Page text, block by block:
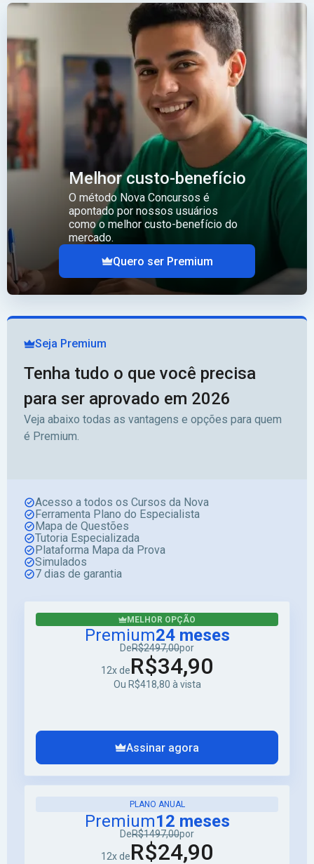
Melhor custo-benefício
O método Nova Concursos é
apontado por nossos usuários
como o melhor custo-benefício do
mercado.
Quero ser Premium
Seja Premium
Tenha tudo o que você precisa
para ser aprovado em 2026
Veja abaixo todas as vantagens e opções para quem
é Premium.
Acesso a todos os Cursos da Nova
Ferramenta Plano do Especialista
Mapa de Questões
Tutoria Especializada
Plataforma Mapa da Prova
Simulados
7 dias de garantia
MELHOR OPÇÃO
Premium24 meses
DeR$2497,00por
12x deR$34,90
Ou R$418,80 à vista
Assinar agora
PLANO ANUAL
Premium12 meses
DeR$1497,00por
12x deR$24,90